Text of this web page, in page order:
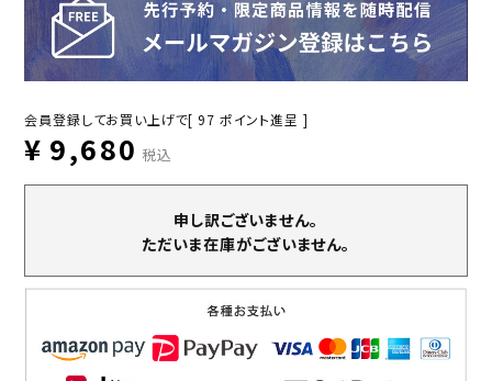
会員登録してお買い上げで[ 97 ポイント進呈 ]
¥ 9,680 税込
申し訳ございません。
ただいま在庫がございません。